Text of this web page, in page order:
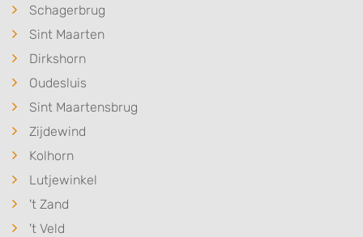
Schagerbrug
Sint Maarten
Dirkshorn
Oudesluis
Sint Maartensbrug
Zijdewind
Kolhorn
Lutjewinkel
't Zand
't Veld